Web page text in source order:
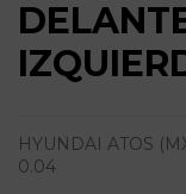
HYUNDAI ATOS
0.04